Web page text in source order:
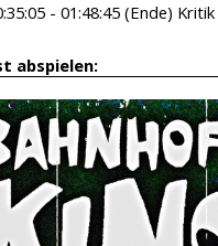
- 01:48:45 (Ende) Kritik
abspielen: